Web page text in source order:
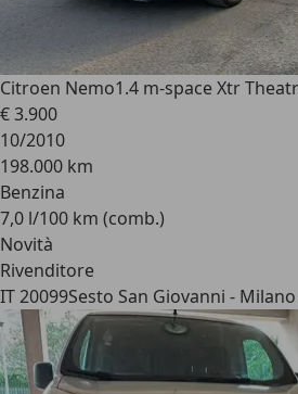
Citroen Nemo1.4 m-space Xtr
€ 3.900
10/2010
198.000 km
Benzina
7,0 l/100 km (comb.)
Novità
Rivenditore
IT 20099Sesto San Giovanni -